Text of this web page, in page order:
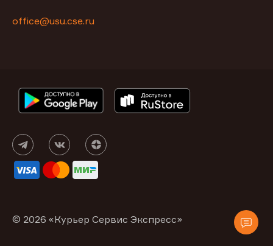
office@usu.cse.ru
© 2026 «Курьер Сервис Экспресс»